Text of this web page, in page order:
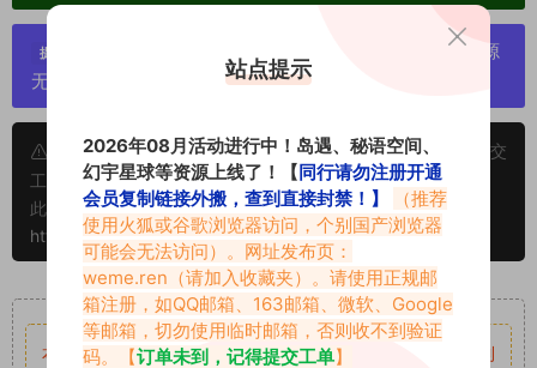
提示：
严禁搬运资源链接，一经发现封号处理，素材资源
无露点、需求请绕道，关闭本站网页！
申明：本文资源均来源网友分享，若侵犯了您的权限可以提交
工单处理。
此外本文章皆属于原创文章，转载请注明出处！原文链接：
https://www.vmiba.top/247.html
重要声明
本站资源均来自网络分享，如有侵犯你的权益请私信留言
收到
站点提示
2026年08月活动进行中！岛遇、秘语空间、
幻宇星球等资源上线了！【同行请勿注册开通
会员复制链接外搬，查到直接封禁！】
（推荐
使用火狐或谷歌浏览器访问，个别国产浏览器
可能会无法访问）。网址发布页：
weme.ren （请加入收藏夹）。请使用正规邮
箱注册，如QQ邮箱、163邮箱、微软、Google
等邮箱，切勿使用临时邮箱，否则收不到验证
码。【订单未到，记得提交工单】